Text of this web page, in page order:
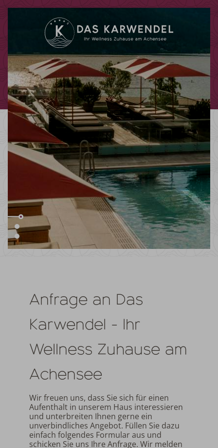
Anfrage an Das
Karwendel - Ihr
Wellness Zuhause am
Achensee
Wir freuen uns, dass Sie sich für einen
Aufenthalt in unserem Haus interessieren
und unterbreiten Ihnen gerne ein
unverbindliches Angebot. Füllen Sie dazu
einfach folgendes Formular aus und
schicken Sie uns Ihre Anfrage. Wir melden